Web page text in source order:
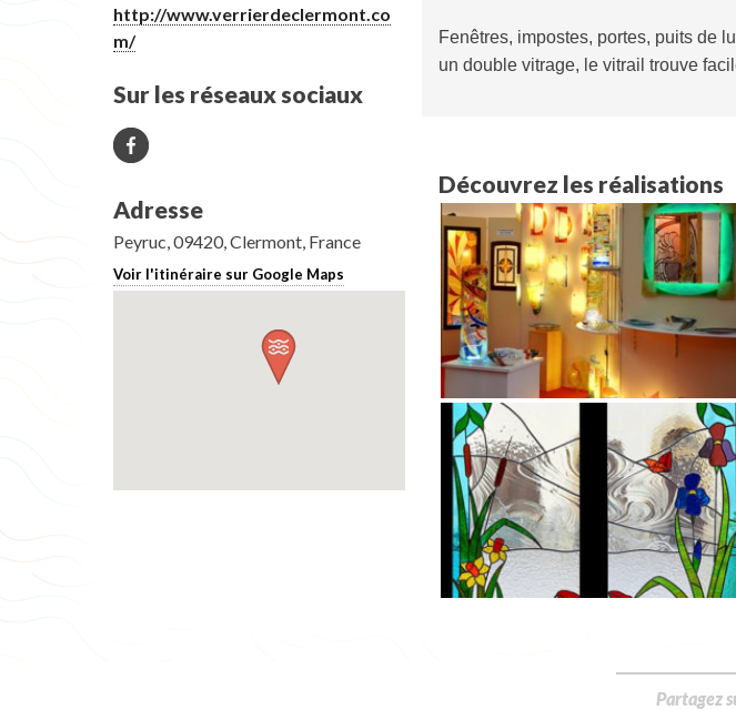
http://www.verrierdeclermont.co
m/
Sur les réseaux sociaux
Adresse
Peyruc, 09420, Clermont, France
Voir l'itinéraire sur Google Maps
Fenêtres, impostes, portes, puits de
un double vitrage, le vitrail trouve
Découvrez les réalisations
Partagez